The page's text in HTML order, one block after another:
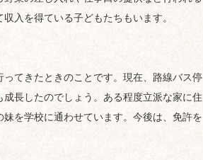
入を得ている子どもたちもいます。
てきたときのことです。現在、路線バス停
長したのでしょう。ある程度立派な家に住
を学校に通わせています。今後は、免許を